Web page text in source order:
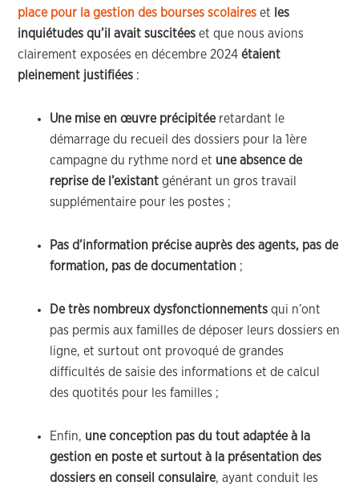
place pour la gestion des bourses scolaires et les
inquiétudes qu’il avait suscitées et que nous avions
clairement exposées en décembre 2024étaient
pleinement justifiées :
Une mise en œuvre précipitéeretardant le
démarrage du recueil des dossiers pour la 1ère
campagne du rythme nord et une absence de
reprise de l’existant générant un gros travail
supplémentaire pour les postes ;
Pas d’information précise auprès des agents, pas de
formation, pas de documentation ;
De très nombreux dysfonctionnements qui n’ont
pas permis aux familles de déposer leurs dossiers en
ligne, et surtout ont provoqué de grandes
difficultés de saisie des informations et de calcul
des quotités pour les familles ;
Enfin, une conception pas du tout adaptée à la
gestion en poste et surtout à la présentation des
dossiers en conseil consulaire, ayant conduit les